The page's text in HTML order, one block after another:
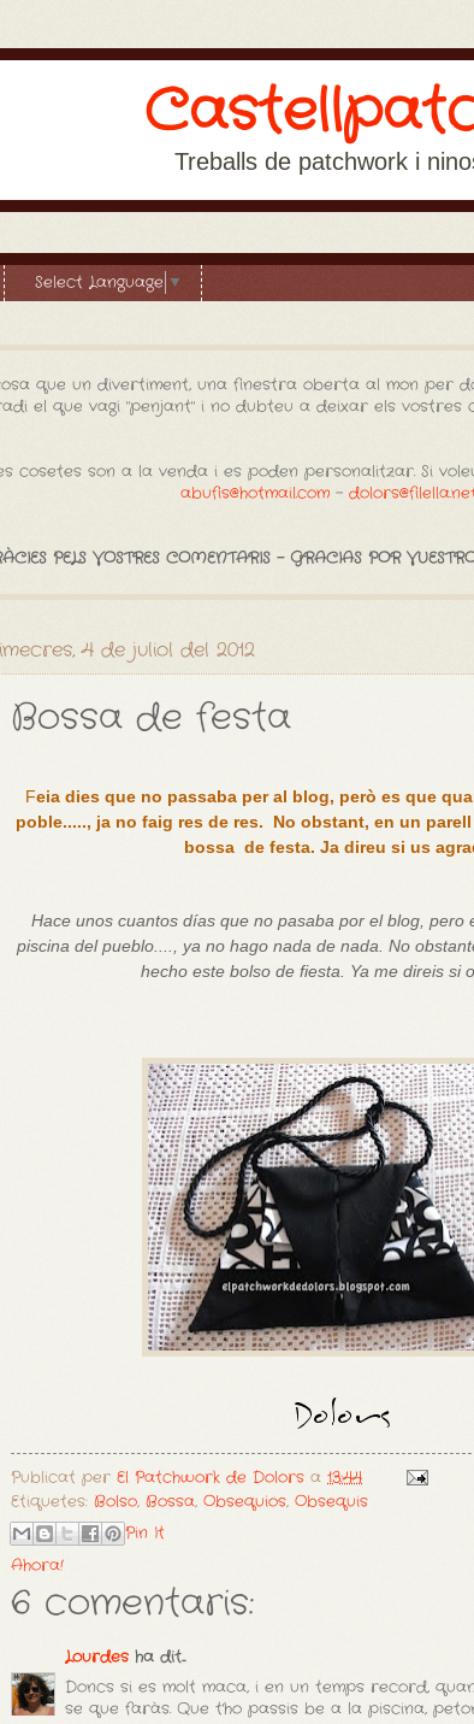
Treballs de patchwork i
Select Language ▼
que un divertiment, una finestra oberta al mon per
el que vagi "penjant" i no dubteu a deixar els vostres
cosetes son a la venda i es poden personalitzar. Si
abufis@hotmail.com-
PELS VOSTRES COMENTARIS - GRACIAS POR
4 de juliol del 2012
Bossa de festa
Feia dies que no passaba per al blog, però es que
poble....., ja no faig res de res. No obstant, en un
bossa de festa. Ja direu si us
Hace unos cuantos días que no pasaba por el blog, pero
piscina del pueblo...., ya no hago nada de nada. No
hecho este bolso de fiesta. Ya me direis si
Publicat per El Patchwork de Dolors a 13:44
Etiquetes: Bolso, Bossa, Obsequios, Obsequis
Pin It
Ahora!
6 comentaris:
Lourdes ha dit...
Doncs si es molt maca, i en un temps record,
se que faràs. Que t'ho passis be a la piscina,